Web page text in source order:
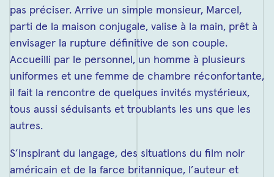
pas préciser. Arrive un simple monsieur, Marcel,
parti de la maison conjugale, valise à la main, prêt à
envisager la rupture définitive de son couple.
Accueilli par le personnel, un homme à plusieurs
uniformes et une femme de chambre réconfortante,
il fait la rencontre de quelques invités mystérieux,
tous aussi séduisants et troublants les uns que les
autres.
S’inspirant du langage, des situations du film noir
américain et de la farce britannique, l’auteur et